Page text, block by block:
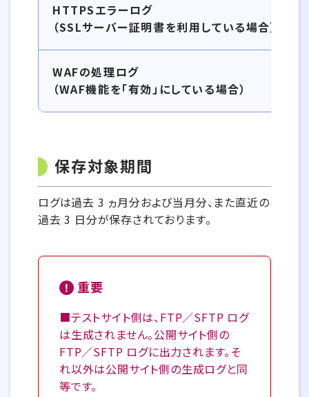
HTTPSエラーログ
（SSLサーバー証明書を利用している場合）
WAFの処理ログ
（WAF機能を「有効」にしている場合）
保存対象期間
ログは過去 3 ヵ月分および当月分、また直近の
過去 3 日分が保存されております。
重要
■テストサイト側は、FTP／SFTP ログ
は生成されません。公開サイト側の
FTP／SFTP ログに出力されます。そ
れ以外は公開サイト側の生成ログと同
等です。